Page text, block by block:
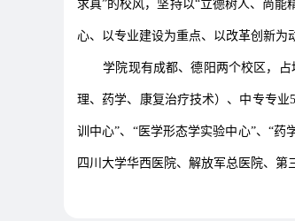
求真”的校风，坚持以“立德树人、尚
心、以专业建设为重点、以改革创新为
学院现有成都、德阳两个校区，占地
理、药学、康复治疗技术）、中专专业
训中心”、“医学形态学实验中心”、“
四川大学华西医院、解放军总医院、第